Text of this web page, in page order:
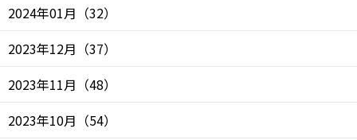
2024年01月 （32）
2023年12月 （37）
2023年11月 （48）
2023年10月 （54）